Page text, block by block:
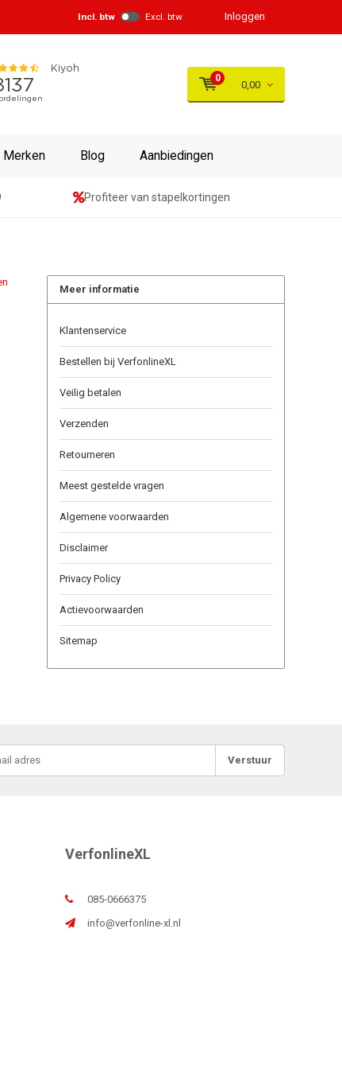
Incl. btw Excl. btw Inloggen
0
0,00
Merken Blog Aanbiedingen
Profiteer van stapelkortingen
Meer informatie
Klantenservice
Bestellen bij VerfonlineXL
Veilig betalen
Verzenden
Retourneren
Meest gestelde vragen
Algemene voorwaarden
Disclaimer
Privacy Policy
Actievoorwaarden
Sitemap
Verstuur
VerfonlineXL
085-0666375
info@verfonline-xl.nl